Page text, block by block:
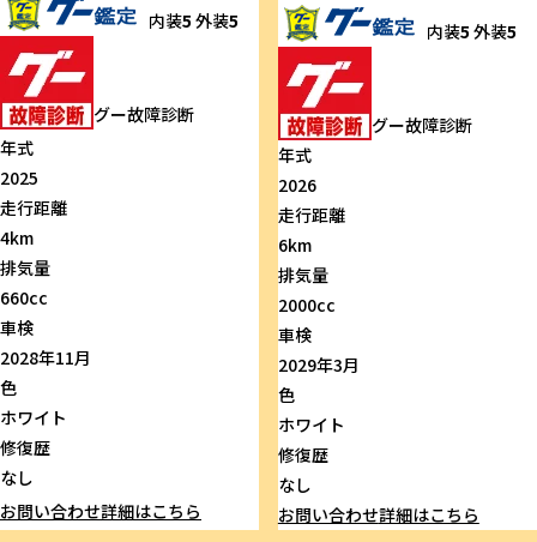
内装5 外装5
グー故障診断
年式
2025
走行距離
4km
排気量
660cc
車検
2028年11月
色
ホワイト
修復歴
なし
お問い合わせ詳細はこちら
内装5 外装5
グー故障診断
年式
2026
走行距離
6km
排気量
2000cc
車検
2029年3月
色
ホワイト
修復歴
なし
お問い合わせ詳細はこちら